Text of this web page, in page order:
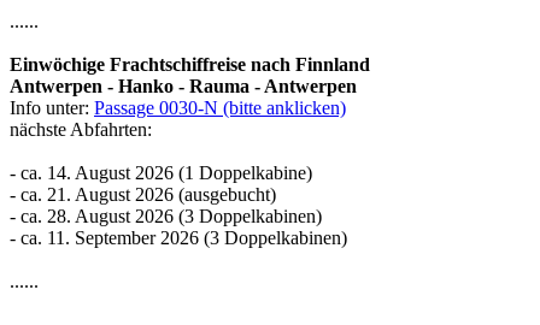
......
Einwöchige Frachtschiffreise nach Finnland
Antwerpen - Hanko - Rauma - Antwerpen
Info unter: Passage 0030-N (bitte anklicken)
nächste Abfahrten:
- ca. 14. August 2026 (1 Doppelkabine)
- ca. 21. August 2026 (ausgebucht)
- ca. 28. August 2026 (3 Doppelkabinen)
- ca. 11. September 2026 (3 Doppelkabinen)
......